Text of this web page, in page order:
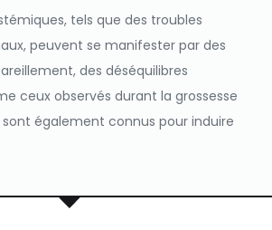
tels que des troubles
peuvent se manifester par des
des déséquilibres
ceux observés durant la grossesse
également connus pour induire